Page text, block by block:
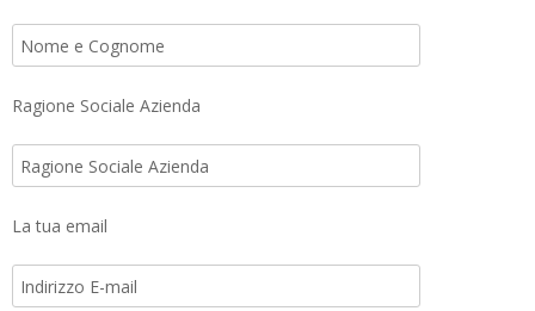
Ragione Sociale Azienda
La tua email